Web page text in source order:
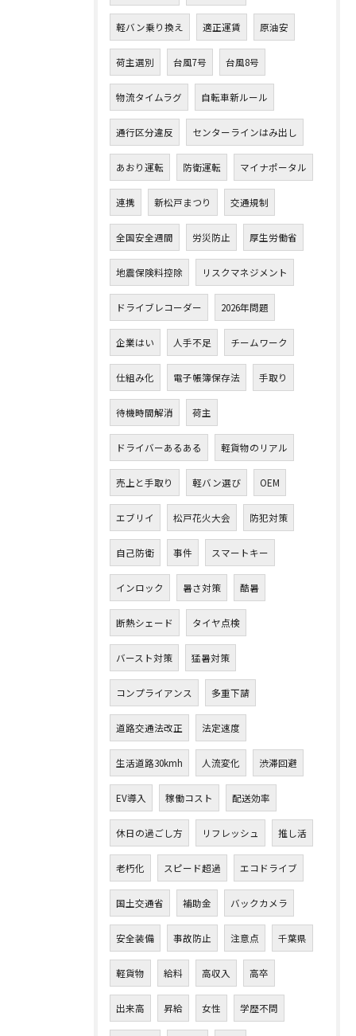
軽バン乗り換え 適正運賃 原油安
荷主選別 台風7号 台風8号
物流タイムラグ 自転車新ルール
通行区分違反 センターラインはみ出し
あおり運転 防衛運転 マイナポータル
連携 新松戸まつり 交通規制
全国安全週間 労災防止 厚生労働省
地震保険料控除 リスクマネジメント
ドライブレコーダー 2026年問題
企業はい 人手不足 チームワーク
仕組み化 電子帳簿保存法 手取り
待機時間解消 荷主
ドライバーあるある 軽貨物のリアル
売上と手取り 軽バン選び OEM
エブリイ 松戸花火大会 防犯対策
自己防衛 事件 スマートキー
インロック 暑さ対策 酷暑
断熱シェード タイヤ点検
バースト対策 猛暑対策
コンプライアンス 多重下請
道路交通法改正 法定速度
生活道路30kmh 人流変化 渋滞回避
EV導入 稼働コスト 配送効率
休日の過ごし方 リフレッシュ 推し活
老朽化 スピード超過 エコドライブ
国土交通省 補助金 バックカメラ
安全装備 事故防止 注意点 千葉県
軽貨物 給料 高収入 高卒
出来高 昇給 女性 学歴不問